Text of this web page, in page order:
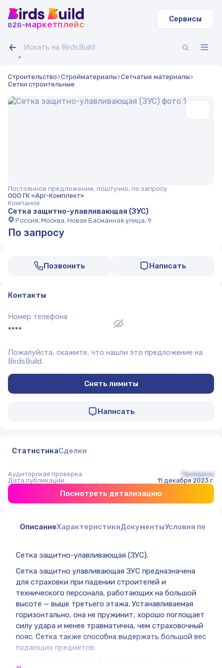
b2b-маркетплейс
Сервисы
Строительство Стройматериалы Сетчатые материалы
Сетки строительные
Постоянное предложение, поштучно, по запросу
ООО ГК «Арг-Комплект»
Компания
Сетка защитно-улавливающая (ЗУС)
Россия, Москва, Новая Басманная улица, 9
По запросу
Позвонить Написать
Контакты
Номер телефона
****
Пожалуйста, скажите, что нашли это предложение на
BirdsBuild.
Снять лимиты
Написать
СтатистикаСделки
Аудиторская проверка
Пройдена
Дата публикации
11 декабря 2023 г.
Посмотреть детализацию
ОписаниеХарактеристикиДокументыУсловия
Сетка защитно-улавливающая (ЗУС).
Сетка защитно улавливающая ЗУС предназначена
для страховки при падении строителей и
технического персонала, работающих на большой
высоте — выше третьего этажа. Устанавливаемая
горизонтально, она не пружинит, хорошо поглощает
силу удара и менее травматична, чем страховочный
пояс. Сетка также способна выдержать большой вес
падающих предметов.